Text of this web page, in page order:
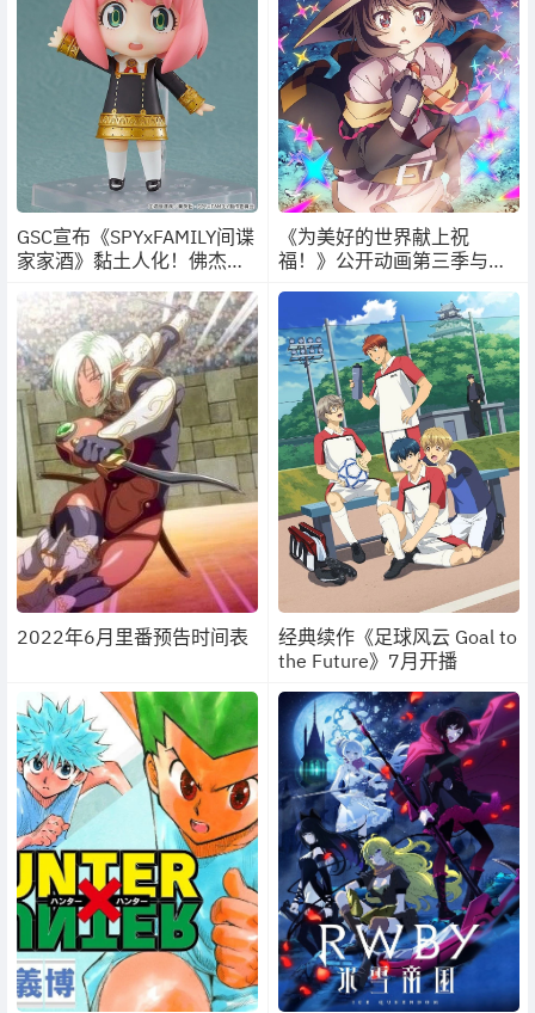
GSC宣布《SPYxFAMILY间谍
家家酒》黏土人化！佛杰一
《为美好的世界献上祝
福！》公开动画第三季与外
焰》动画化
2022年6月里番预告时间表
经典续作《足球风云 Goal to
the Future》7月开播